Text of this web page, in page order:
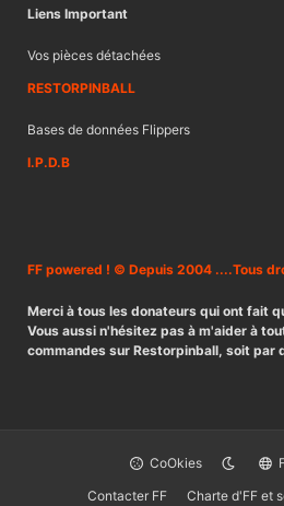
Liens Important
Vos pièces détachées
RESTORPINBALL
Bases de données Flippers
I.P.D.B
FF powered ! © Depuis 2004 ....Tous
Merci à tous les donateurs qui ont fait
Vous aussi n'hésitez pas à m'aider à
commandes sur Restorpinball, soit par
CoOkies
Contacter FF
Charte d'FF et